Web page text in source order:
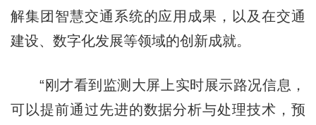
解集团智慧交通系统的应用成果，以及在交通
建设、数字化发展等领域的创新成就。
“刚才看到监测大屏上实时展示路况信息，
可以提前通过先进的数据分析与处理技术，预